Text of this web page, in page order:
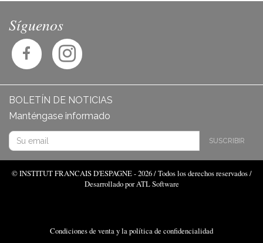
Síguenos
BOLETÍN DE NOTICIAS
Manténgase informado
SUSCRIBIR
© INSTITUT FRANCAIS D'ESPAGNE - 2026 / Todos los derechos reservados /
Desarrollado por ATL Software
Condiciones de venta y la política de confidencialidad